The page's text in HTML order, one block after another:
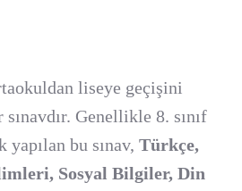
liseye geçişini
Genellikle 8. sınıf
bu sınav, Türkçe,
Sosyal Bilgiler, Din